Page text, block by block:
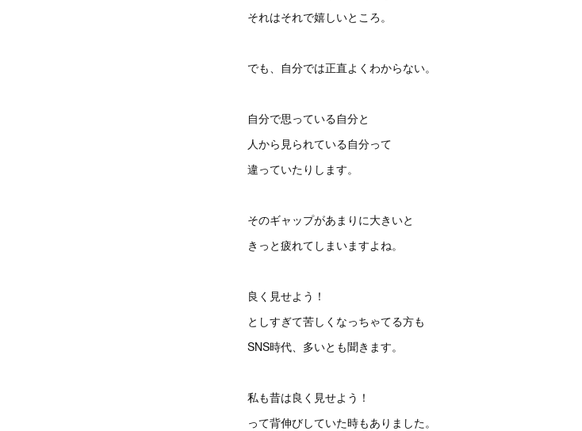
それはそれで嬉しいところ。
でも、自分では正直よくわからない。
自分で思っている自分と
人から見られている自分って
違っていたりします。
そのギャップがあまりに大きいと
きっと疲れてしまいますよね。
良く見せよう！
としすぎて苦しくなっちゃてる方も
SNS時代、多いとも聞きます。
私も昔は良く見せよう！
って背伸びしていた時もありました。